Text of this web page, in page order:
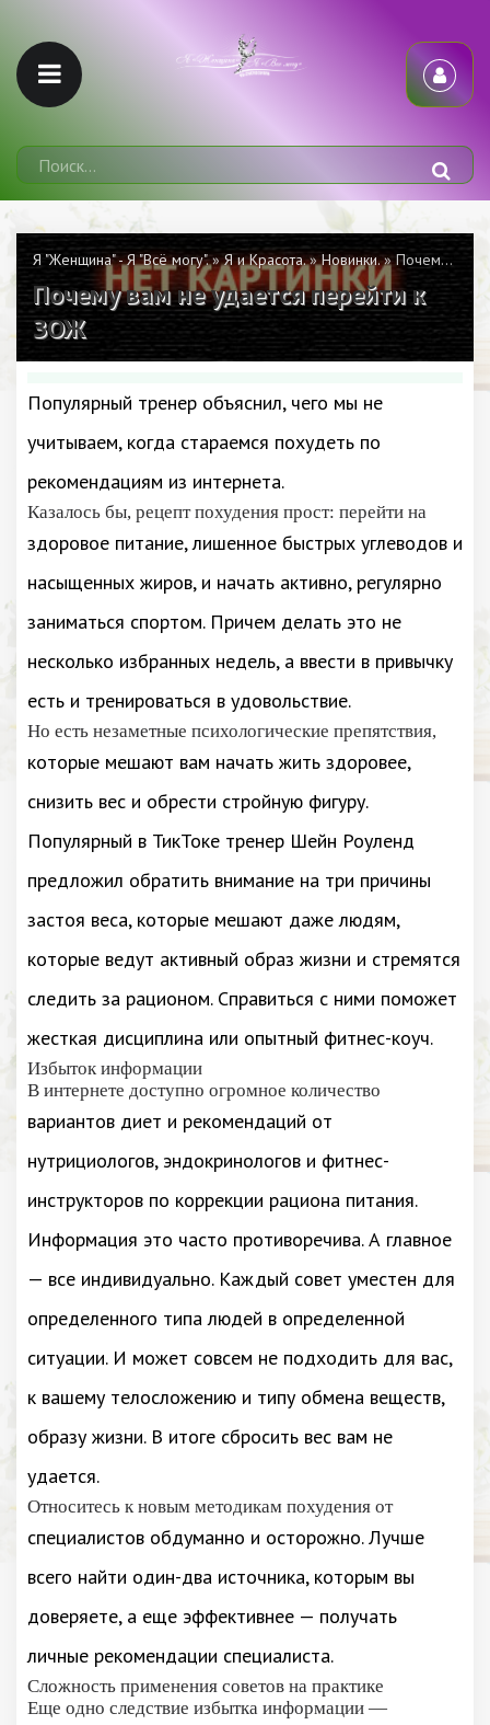
Я "Женщина" - Я "Всё могу".»Я и Красота.»Новинки.» Почему вам не удается перейти к ЗОЖ
Почему вам не удается перейти к
ЗОЖ
Популярный тренер объяснил, чего мы не
учитываем, когда стараемся похудеть по
рекомендациям из интернета.
Казалось бы, рецепт похудения прост: перейти на
здоровое питание, лишенное быстрых углеводов и
насыщенных жиров, и начать активно, регулярно
заниматься спортом. Причем делать это не
несколько избранных недель, а ввести в привычку
есть и тренироваться в удовольствие.
Но есть незаметные психологические препятствия,
которые мешают вам начать жить здоровее,
снизить вес и обрести стройную фигуру.
Популярный в ТикТоке тренер Шейн Роуленд
предложил обратить внимание на три причины
застоя веса, которые мешают даже людям,
которые ведут активный образ жизни и стремятся
следить за рационом. Справиться с ними поможет
жесткая дисциплина или опытный фитнес-коуч.
Избыток информации
В интернете доступно огромное количество
вариантов диет и рекомендаций от
нутрициологов, эндокринологов и фитнес-
инструкторов по коррекции рациона питания.
Информация это часто противоречива. А главное
— все индивидуально. Каждый совет уместен для
определенного типа людей в определенной
ситуации. И может совсем не подходить для вас,
к вашему телосложению и типу обмена веществ,
образу жизни. В итоге сбросить вес вам не
удается.
Относитесь к новым методикам похудения от
специалистов обдуманно и осторожно. Лучше
всего найти один-два источника, которым вы
доверяете, а еще эффективнее — получать
личные рекомендации специалиста.
Сложность применения советов на практике
Еще одно следствие избытка информации —